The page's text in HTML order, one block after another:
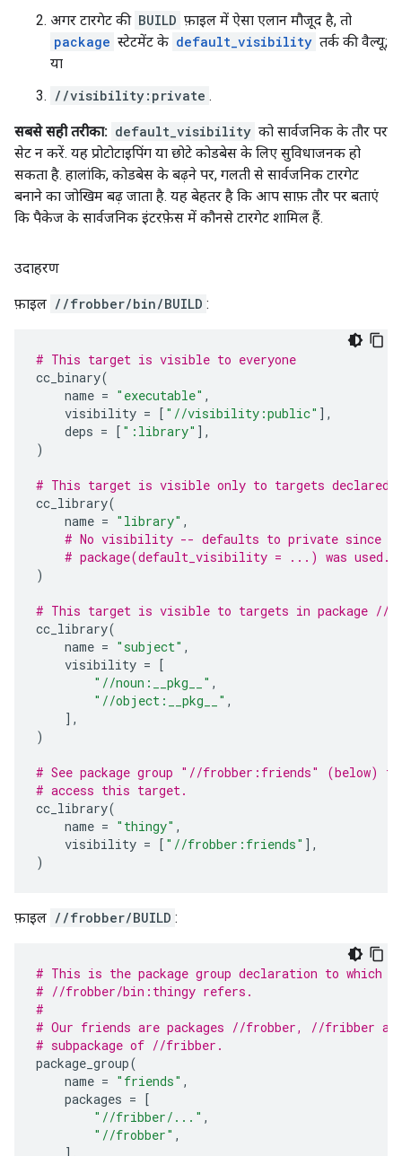
अगर टारगेट की BUILD फ़ाइल में ऐसा एलान मौजूद है, तो
package स्टेटमेंट के default_visibility तर्क की वैल्यू;
या
//visibility:private .
सबसे सही तरीका: default_visibility को सार्वजनिक के तौर पर
सेट न करें. यह प्रोटोटाइपिंग या छोटे कोडबेस के लिए सुविधाजनक हो
सकता है. हालांकि, कोडबेस के बढ़ने पर, गलती से सार्वजनिक टारगेट
बनाने का जोखिम बढ़ जाता है. यह बेहतर है कि आप साफ़ तौर पर बताएं
कि पैकेज के सार्वजनिक इंटरफ़ेस में कौनसे टारगेट शामिल हैं.
उदाहरण
फ़ाइल //frobber/bin/BUILD :
# This target is visible to everyone
cc_binary(
name = "executable" ,
visibility = [ "//visibility:public" ],
deps = [ ":library" ],
)
# This target is visible only to targets declared in
cc_library(
name = "library" ,
# No visibility -- defaults to private since no
# package(default_visibility = ...) was used.
)
# This target is visible to targets in package //
cc_library(
name = "subject" ,
visibility = [
"//noun:__pkg__" ,
"//object:__pkg__" ,
],
)
# See package group "//frobber:friends" (below)
# access this target.
cc_library(
name = "thingy" ,
visibility = [ "//frobber:friends" ],
)
फ़ाइल //frobber/BUILD :
# This is the package group declaration to which
# //frobber/bin:thingy refers.
#
# Our friends are packages //frobber, //fribber
# subpackage of //fribber.
package_group(
name = "friends" ,
packages = [
"//fribber/..." ,
"//frobber" ,